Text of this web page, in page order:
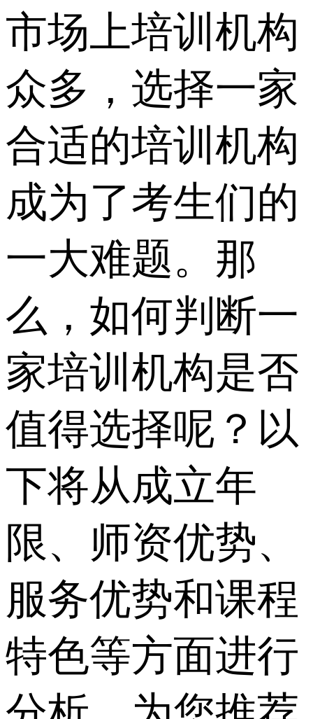
市场上培训机构
众多，选择一家
合适的培训机构
成为了考生们的
一大难题。那
么，如何判断一
家培训机构是否
值得选择呢？以
下将从成立年
限、师资优势、
服务优势和课程
特色等方面进行